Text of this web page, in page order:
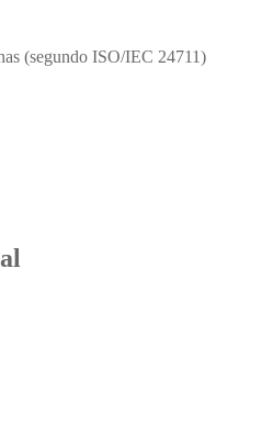
(segundo ISO/IEC 24711)